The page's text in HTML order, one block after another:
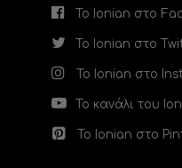
Το Ionian στο
Το Ionian στο
Το Ionian στο
Το κανάλι του
Το Ionian στο